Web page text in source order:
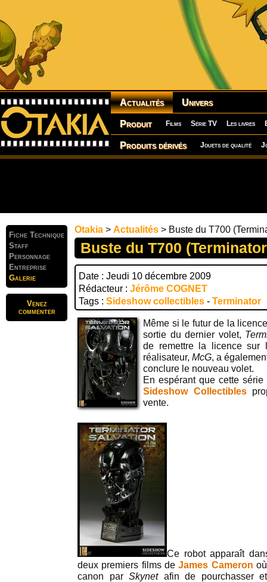
Actualités Univers
Produit Films Série TV Les livres
Produits dérivés Jouets de qualité
Fiche Technique
Staff
Personnage
Entreprise
Galerie
Venez
commenter
Otakia > Actualités > Buste du T700
Buste du T700
Date : Jeudi 10 décembre 2009
Rédacteur : Jérôme COGNET
Tags : Sideshow collectibles - Terminator
Même si le futur de la
sortie du dernier volet,
de remettre la licence sur
réalisateur, McG, a
conclure le nouveau volet.
En espérant que cette
Sideshow Collectibles
vente.
Ce robot apparaît
deux premiers films deJames Cameron
canon par Skynetafin de pourchasser